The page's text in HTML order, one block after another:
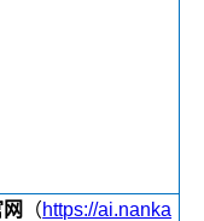
（https://ai.nanka